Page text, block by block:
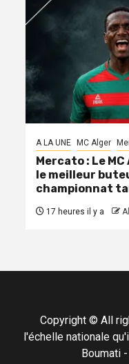
A LA UNE MC Alger
Mercato : Le
le meilleur
championnat
17 heures il y a
Copyright © All
l'échelle nationale
Boumati